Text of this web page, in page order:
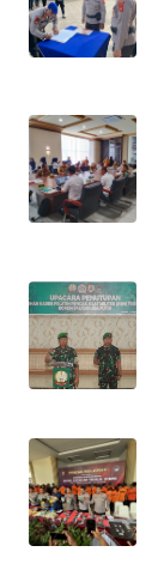
WN
MALUT
WN
DAIRI
WN
DANAU
WN
NIAS
WN
TAPANULI
SELATAN